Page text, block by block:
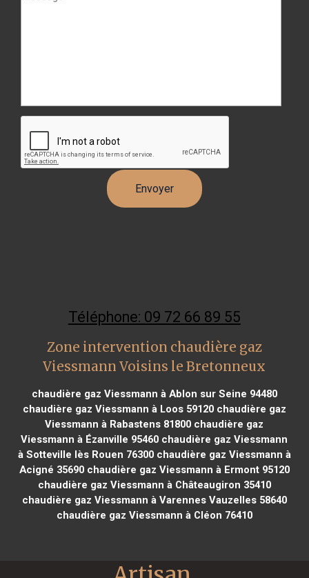
Téléphone: 09 72 66 89 55
Zone intervention chaudière gaz
Viessmann Voisins le Bretonneux
chaudière gaz Viessmann à Ablon sur Seine 94480
chaudière gaz Viessmann à Loos 59120chaudière gaz
Viessmann à Rabastens 81800 chaudière gaz
Viessmann à Ézanville 95460 chaudière gaz Viessmann
à Sotteville lès Rouen 76300chaudière gaz Viessmann à
Acigné 35690chaudière gaz Viessmann à Ermont 95120
chaudière gaz Viessmann à Châteaugiron 35410
chaudière gaz Viessmann à Varennes Vauzelles 58640
chaudière gaz Viessmann à Cléon 76410